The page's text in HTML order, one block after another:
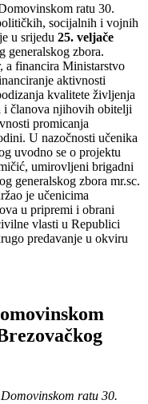
ratu 30.
socijalnih i vojnih
u srijedu 25. veljače
generalskog zbora.
a financira Ministarstvo
aktivnosti
kvalitete življenja
i članova njihovih obitelji
promicanja
U nazočnosti učenika
uvodno se o projektu
umirovljeni brigadni
generalskog zbora mr.sc.
je učenicima
u pripremi i obrani
vlasti u Republici
predavanje u okviru
ratu 30.